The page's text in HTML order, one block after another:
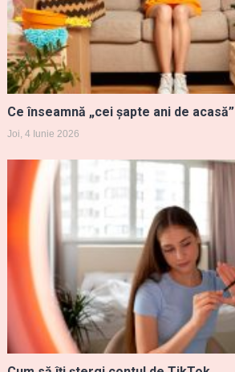
Ce înseamnă „cei șapte ani de acasă”
Joi, 4 Iunie 2026